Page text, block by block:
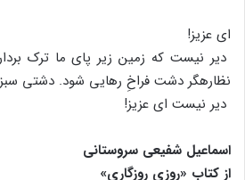
ای عزیز!
دیر نیست که زمین زیر پای ما ترک
نظاره‏گر دشت فراخِ رهایی شود. دشتی
دیر نیست ای عزیز!
اسماعیل شفیعی سروستانی
از کتاب «روزی روزگاری»